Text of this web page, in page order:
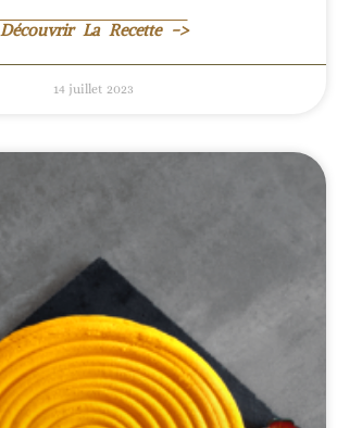
Découvrir La Recette ->
14 juillet 2023